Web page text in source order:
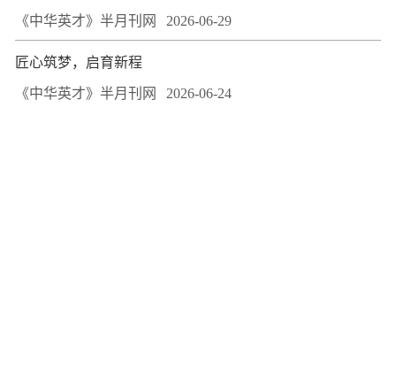
《中华英才》半月刊网 2026-06-29
匠心筑梦，启育新程
《中华英才》半月刊网 2026-06-24